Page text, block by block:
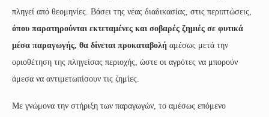
πληγεί από θεομηνίες. Βάσει της νέας διαδικασίας, στις περιπτώσεις,
όπου παρατηρούνται εκτεταμένες και σοβαρές ζημιές σε φυτικά
μέσα παραγωγής, θα δίνεται προκαταβολή αμέσως μετά την
οριοθέτηση της πληγείσας περιοχής, ώστε οι αγρότες να μπορούν
άμεσα να αντιμετωπίσουν τις ζημίες.
Με γνώμονα την στήριξη των παραγωγών, το αμέσως επόμενο